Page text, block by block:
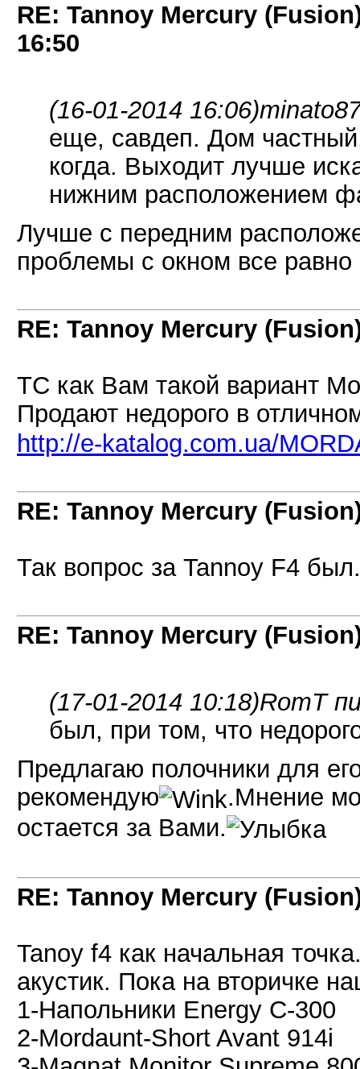
RE: Tannoy Mercury
16:50
(16-01-2014 16:06)
еще, савдеп. Дом
когда. Выходит лучше
нижним расположением
Лучше с передним
проблемы с окном все равно
RE: Tannoy Mercury
ТС как Вам такой вариант
Продают недорого в
http://e-katalog.com.ua/
RE: Tannoy Mercury
Так вопрос за Tannoy F4 был.
RE: Tannoy Mercury
(17-01-2014 10:18)RomT
был, при том, что
Предлагаю полочники для
рекомендую
.Мнение
остается за Вами.
RE: Tannoy Mercury
Tanoy f4 как начальная
акустик. Пока на вторичке
1-Напольники Energy C-300
2-Mordaunt-Short Avant 914i